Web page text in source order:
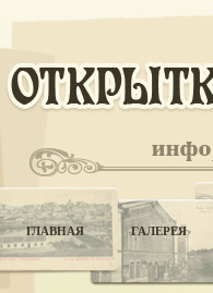
ГЛАВНАЯ ГАЛЕРЕЯ